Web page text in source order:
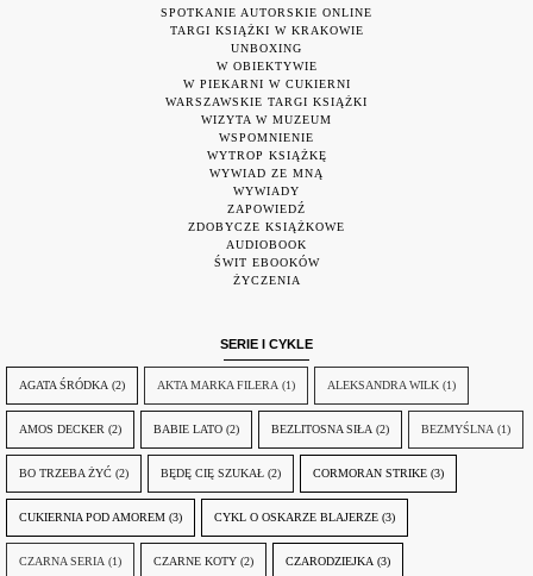
SPOTKANIE AUTORSKIE ONLINE
TARGI KSIĄŻKI W KRAKOWIE
UNBOXING
W OBIEKTYWIE
W PIEKARNI W CUKIERNI
WARSZAWSKIE TARGI KSIĄŻKI
WIZYTA W MUZEUM
WSPOMNIENIE
WYTROP KSIĄŻKĘ
WYWIAD ZE MNĄ
WYWIADY
ZAPOWIEDŹ
ZDOBYCZE KSIĄŻKOWE
AUDIOBOOK
ŚWIT EBOOKÓW
ŻYCZENIA
SERIE I CYKLE
AGATA ŚRÓDKA (2) AKTA MARKA FILERA (1) ALEKSANDRA WILK (1)
AMOS DECKER (2) BABIE LATO (2) BEZLITOSNA SIŁA (2) BEZMYŚLNA (1)
BO TRZEBA ŻYĆ (2) BĘDĘ CIĘ SZUKAŁ (2) CORMORAN STRIKE (3)
CUKIERNIA POD AMOREM (3) CYKL O OSKARZE BLAJERZE (3)
CZARNA SERIA (1) CZARNE KOTY (2) CZARODZIEJKA (3)